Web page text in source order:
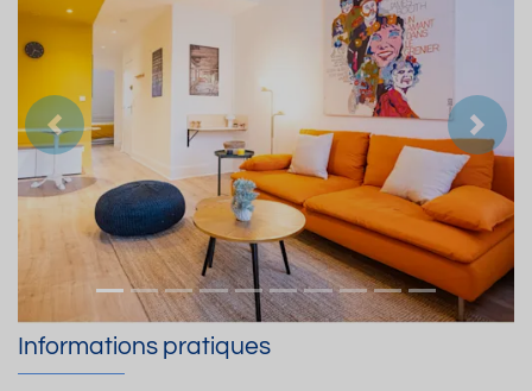
Précedent
Informations pratiques